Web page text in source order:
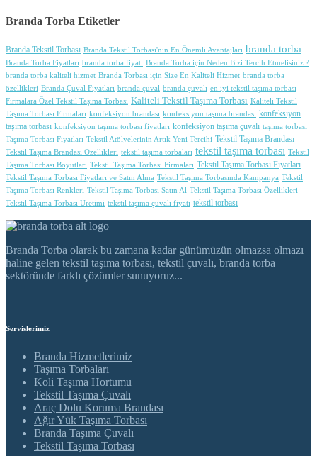
Branda Torba Etiketler
Branda Tekstil Torbası Branda Tekstil Torbası'nın En Önemli Avantajları branda torba
Branda Torba Fiyatları branda torba fiyatı Branda Torba için Neden Bizi Tercih Etmelisiniz ?
branda torba kaliteli hizmet Branda Torbası için Size En Kaliteli Hizmet branda torba
özellikleri Branda Çuval Fiyatları branda çuval branda çuvalı en iyi tekstil taşıma torbası
Firmalara Özel Tekstil Taşıma Torbası Kaliteli Tekstil Taşıma Torbası Kaliteli Tekstil
Taşıma Torbası Firmaları konfeksiyon brandası konfeksiyon taşıma brandası konfeksiyon
taşıma torbası konfeksiyon taşıma torbası fiyatları konfeksiyon taşıma çuvalı taşıma torbası
Taşıma Torbası Fiyatları Tekstil Atölyelerinin Artık Yeni Tercihi Tekstil Taşıma Brandası
Tekstil Taşıma Brandası Özellikleri tekstil taşıma torbaları tekstil taşıma torbası Tekstil
Taşıma Torbası Boyutları Tekstil Taşıma Torbası Firmaları Tekstil Taşıma Torbası Fiyatları
Tekstil Taşıma Torbası Fiyatları ve Satın Alma Tekstil Taşıma Torbasında Kampanya Tekstil
Taşıma Torbası Renkleri Tekstil Taşıma Torbası Satın Al Tekstil Taşıma Torbası Özellikleri
Tekstil Taşıma Torbası Üretimi tekstil taşıma çuvalı fiyatı tekstil torbası
Branda Torba olarak bu zamana kadar günümüzün olmazsa olmazı
haline gelen tekstil taşıma torbası, tekstil çuvalı, branda torba
sektöründe farklı çözümler sunuyoruz...
Servislerimiz
Branda Hizmetlerimiz
Taşıma Torbaları
Koli Taşıma Hortumu
Tekstil Taşıma Çuvalı
Araç Dolu Koruma Brandası
Ağır Yük Taşıma Torbası
Branda Taşıma Çuvalı
Tekstil Taşıma Torbası